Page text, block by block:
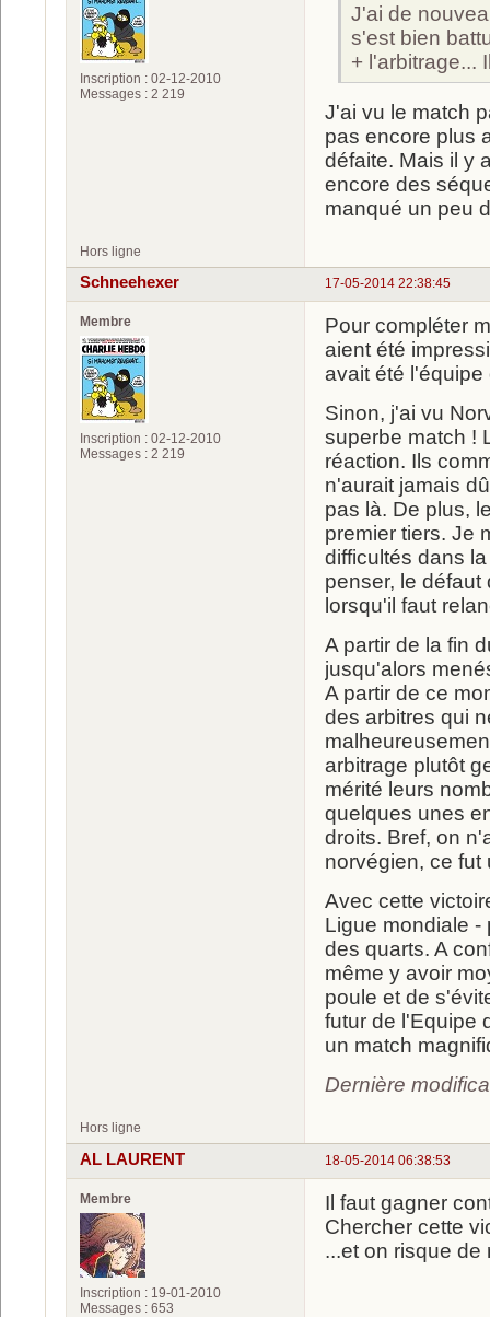
Inscription : 02-12-2010
Messages : 2 219
J'ai de
s'est bien
+ l'arbitrage...
J'ai vu le match
pas encore plus
défaite. Mais il y
encore des
manqué un peu
Hors ligne
17-05-2014 22:38:45
Schneehexer
Membre
Inscription : 02-12-2010
Messages : 2 219
Pour compléter
aient été
avait été l'équipe
Sinon, j'ai vu
superbe match !
réaction. Ils
n'aurait jamais
pas là. De plus,
premier tiers. Je
difficultés dans
penser, le
lorsqu'il faut
A partir de la fin
jusqu'alors
A partir de ce
des arbitres qui
arbitrage plutôt
mérité leurs
quelques unes
droits. Bref, on
norvégien, ce fut
Avec cette
Ligue mondiale -
des quarts. A
même y avoir
poule et de
futur de l'Equipe
un match
Dernière
Hors ligne
18-05-2014 06:38:53
AL LAURENT
Membre
Inscription : 19-01-2010
Messages : 653
Il faut gagner
Chercher cette
...et on risque de